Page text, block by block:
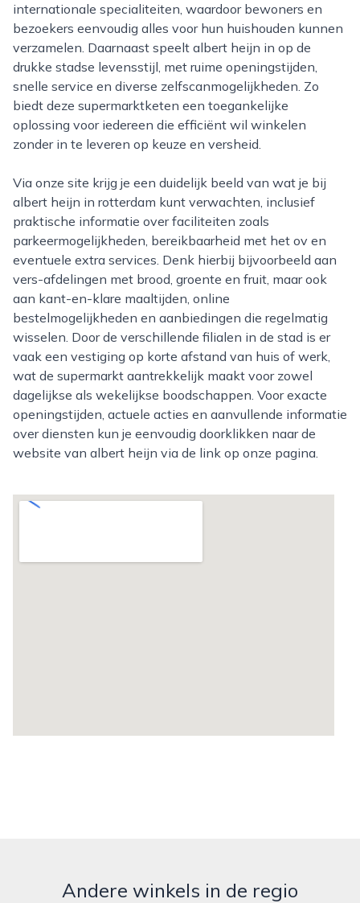
internationale specialiteiten, waardoor bewoners en
bezoekers eenvoudig alles voor hun huishouden kunnen
verzamelen. Daarnaast speelt albert heijn in op de
drukke stadse levensstijl, met ruime openingstijden,
snelle service en diverse zelfscanmogelijkheden. Zo
biedt deze supermarktketen een toegankelijke
oplossing voor iedereen die efficiënt wil winkelen
zonder in te leveren op keuze en versheid.
Via onze site krijg je een duidelijk beeld van wat je bij
albert heijn in rotterdam kunt verwachten, inclusief
praktische informatie over faciliteiten zoals
parkeermogelijkheden, bereikbaarheid met het ov en
eventuele extra services. Denk hierbij bijvoorbeeld aan
vers-afdelingen met brood, groente en fruit, maar ook
aan kant-en-klare maaltijden, online
bestelmogelijkheden en aanbiedingen die regelmatig
wisselen. Door de verschillende filialen in de stad is er
vaak een vestiging op korte afstand van huis of werk,
wat de supermarkt aantrekkelijk maakt voor zowel
dagelijkse als wekelijkse boodschappen. Voor exacte
openingstijden, actuele acties en aanvullende informatie
over diensten kun je eenvoudig doorklikken naar de
website van albert heijn via de link op onze pagina.
Andere winkels in de regio